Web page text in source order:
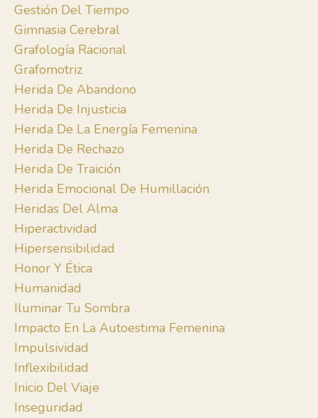
Gestión Del Tiempo
Gimnasia Cerebral
Grafología Racional
Grafomotriz
Herida De Abandono
Herida De Injusticia
Herida De La Energía Femenina
Herida De Rechazo
Herida De Traición
Herida Emocional De Humillación
Heridas Del Alma
Hiperactividad
Hipersensibilidad
Honor Y Ética
Humanidad
Iluminar Tu Sombra
Impacto En La Autoestima Femenina
Impulsividad
Inflexibilidad
Inicio Del Viaje
Inseguridad